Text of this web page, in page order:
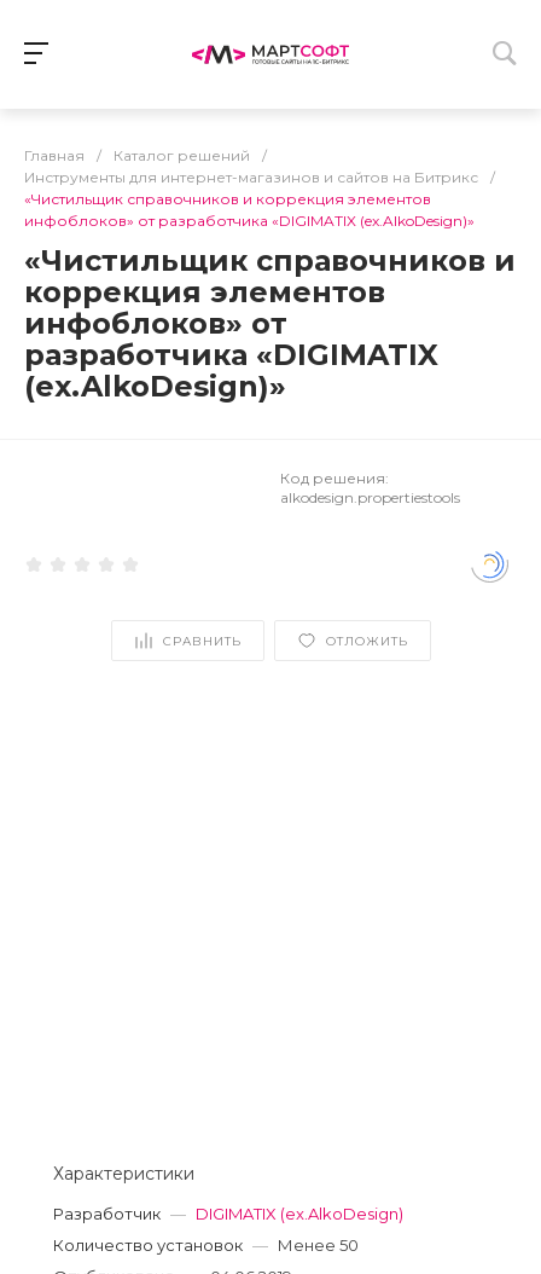
Главная / Каталог решений
/
Инструменты для интернет-магазинов и сайтов на Битрикс
/
«Чистильщик справочников и коррекция элементов
инфоблоков» от разработчика «DIGIMATIX (ex.AlkoDesign)»
«Чистильщик справочников и
коррекция элементов
инфоблоков» от
разработчика «DIGIMATIX
(ex.AlkoDesign)»
Код решения:
alkodesign.propertiestools
СРАВНИТЬ ОТЛОЖИТЬ
Характеристики
Разработчик — DIGIMATIX (ex.AlkoDesign)
Количество установок — Менее 50